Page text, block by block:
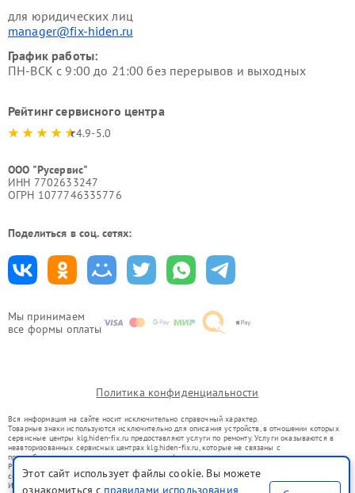
Мы принимаем
все формы оплаты
для юридических лиц
manager@fix-hiden.ru
График работы:
ПН-ВСК с 9:00 до 21:00 без перерывов и выходных
Рейтинг сервисного центра
4.9-5.0
ООО "Русервис"
ИНН 7702633247
ОГРН 1077746335776
Поделиться в соц. сетях:
Политика конфиденциальности
Вся информация на сайте носит исключительно справочный характер.
Товарные знаки используются исключительно для описания устройств, в отношении которых
сервисные центры klg.hiden-fix.ru предоставляют услуги по ремонту. Услуги оказываются в
неавторизованных сервисных центрах klg.hiden-fix.ru, которые не связаны с
правообладателями товарных знаков или их официальными представителями.
Ремонт осуществляется для устройств, уже введенных в гражданский оборот в соответствии
со статьей 1487 ГК РФ.
Использование товарных знаков не преследует цели индивидуализации услуг или введения
Этот сайт использует файлы cookie. Вы можете
ознакомиться с правилами использования